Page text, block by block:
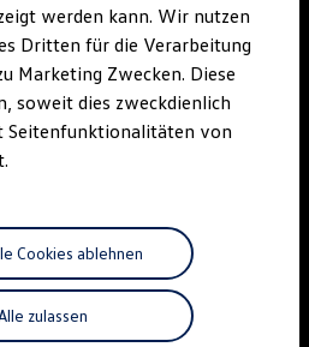
Flüssigkeiten
Reifen
Unfallhilfe
Teile
werden kann. Wir nutzen
Dritten für die Verarbeitung
Marketing Zwecken. Diese
soweit dies zweckdienlich
von
zulassen
Cookies ablehnen